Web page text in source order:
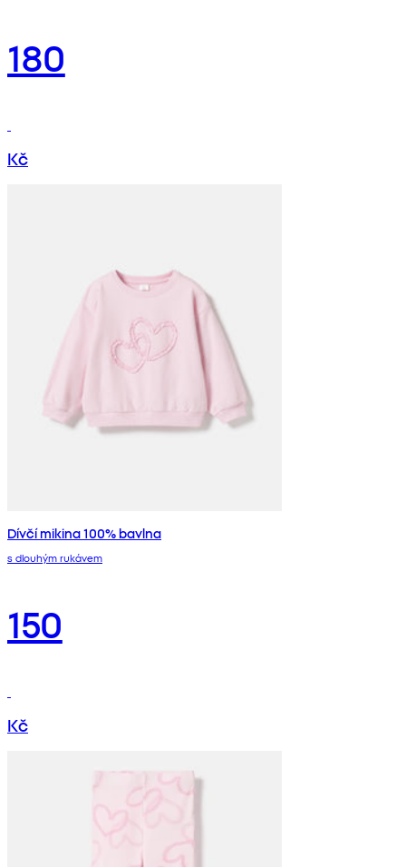
180
Kč
Dívčí mikina 100% bavlna
s dlouhým rukávem
150
Kč